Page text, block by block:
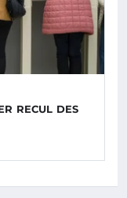
RECUL DES